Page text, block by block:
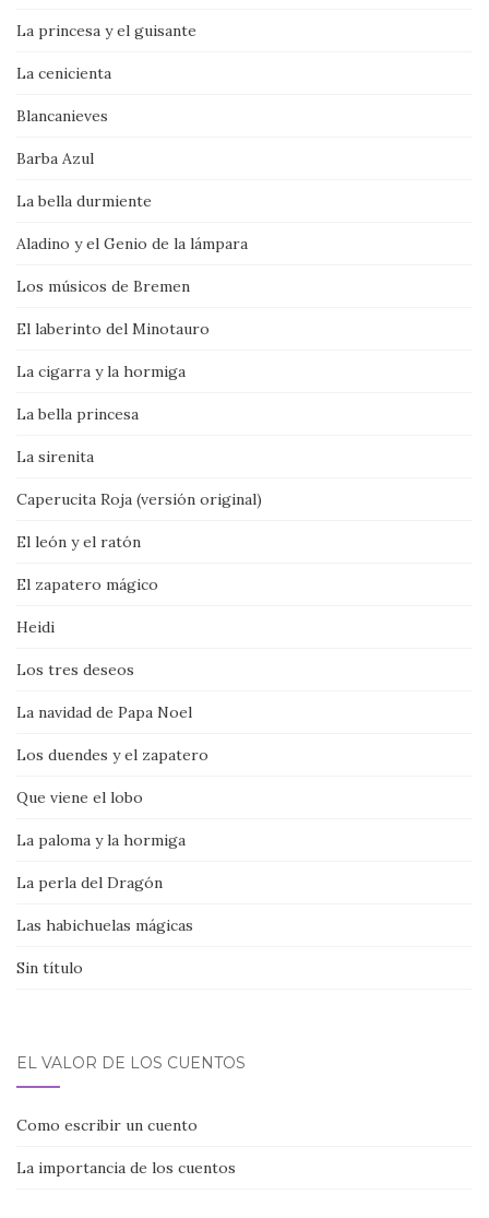
La princesa y el guisante
La cenicienta
Blancanieves
Barba Azul
La bella durmiente
Aladino y el Genio de la lámpara
Los músicos de Bremen
El laberinto del Minotauro
La cigarra y la hormiga
La bella princesa
La sirenita
Caperucita Roja (versión original)
El león y el ratón
El zapatero mágico
Heidi
Los tres deseos
La navidad de Papa Noel
Los duendes y el zapatero
Que viene el lobo
La paloma y la hormiga
La perla del Dragón
Las habichuelas mágicas
Sin título
EL VALOR DE LOS CUENTOS
Como escribir un cuento
La importancia de los cuentos